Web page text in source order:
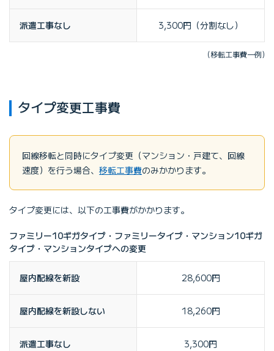
派遣工事なし 3,300円（分割なし）
(移転工事費一例)
タイプ変更工事費
回線移転と同時にタイプ変更（マンション・戸建て、回線
速度）を行う場合、 移転工事費のみかかります。
タイプ変更には、以下の工事費がかかります。
ファミリー10ギガタイプ・ファミリータイプ・マンション10ギガ
タイプ・マンションタイプへの変更
屋内配線を新設 28,600円
屋内配線を新設しない 18,260円
派遣工事なし 3,300円